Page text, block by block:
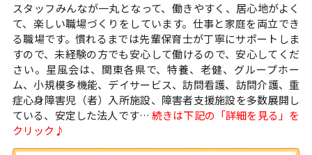
スタッフみんなが一丸となって、働きやすく、居心地がよく
て、楽しい職場づくりをしています。仕事と家庭を両立でき
る職場です。慣れるまでは先輩保育士が丁寧にサポートしま
すので、未経験の方でも安心して働けるので、安心してくだ
さい。星風会は、関東各県で、特養、老健、グループホー
ム、小規模多機能、デイサービス、訪問看護、訪問介護、重
症心身障害児（者）入所施設、障害者支援施設を多数展開し
ている、安定した法人です… 続きは下記の「詳細を見る」を
クリック♪